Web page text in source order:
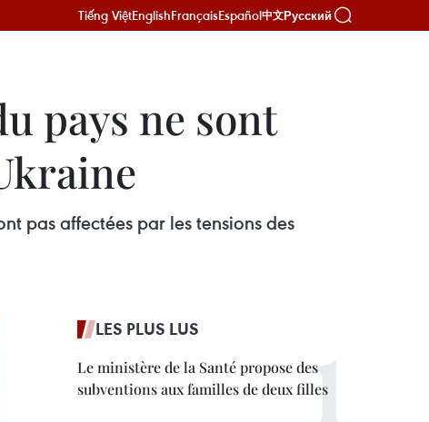
Tiếng ViệtEnglishFrançaisEspañol中文Русский
pays ne sont
pas affectées par les tensions des
LES PLUS LUS
Le ministère de la Santé propose des
subventions aux familles de deux filles